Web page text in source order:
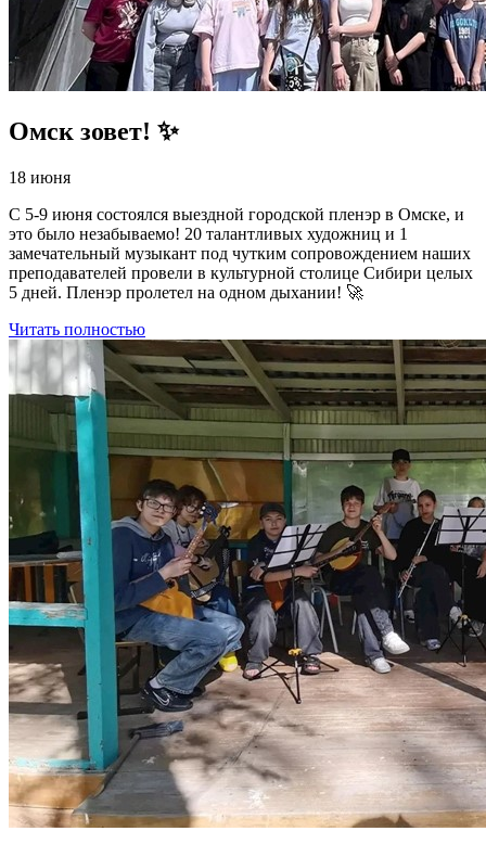
Омск зовет! ✨
18 июня
С 5-9 июня состоялся выездной городской пленэр в Омске, и
это было незабываемо! 20 талантливых художниц и 1
замечательный музыкант под чутким сопровождением наших
преподавателей провели в культурной столице Сибири целых
5 дней. Пленэр пролетел на одном дыхании! 🚀
Читать полностью